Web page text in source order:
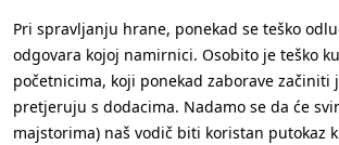
Pri spravljanju hrane, ponekad se teško
odgovara kojoj namirnici. Osobito je teško
početnicima, koji ponekad zaborave začiniti
pretjeruju s dodacima. Nadamo se da će
majstorima) naš vodič biti koristan putokaz